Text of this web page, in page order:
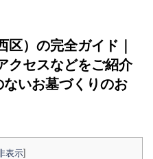
）の完全ガイド｜
クセスなどをご紹介
いお墓づくりのお
表示